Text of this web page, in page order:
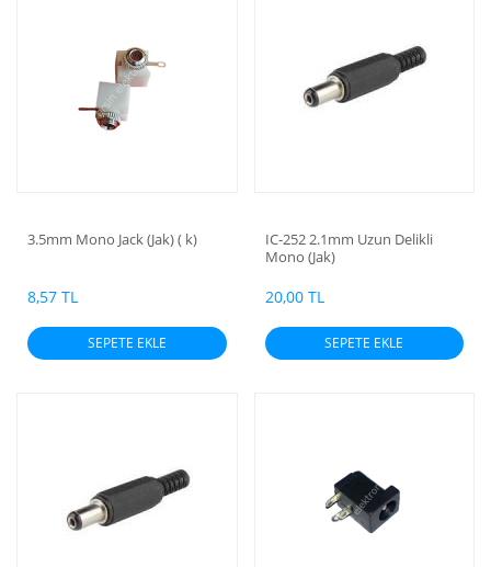
3.5mm Mono Jack (Jak) ( k)
8,57 TL
SEPETE EKLE
IC-252 2.1mm Uzun Delikli
Mono (Jak)
20,00 TL
SEPETE EKLE